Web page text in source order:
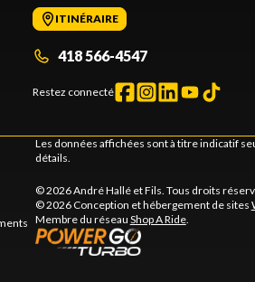
ITINÉRAIRE
418 566-4547
Restez connecté
Les données affichées sont à titre indicatif
détails.
© 2026 André Hallé et Fils. Tous droits
© 2026 Conception et hébergement de sites
Membre du réseau Shop A Ride.